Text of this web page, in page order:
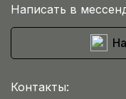
Написать в
Контакты: